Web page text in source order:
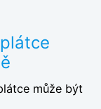
může být